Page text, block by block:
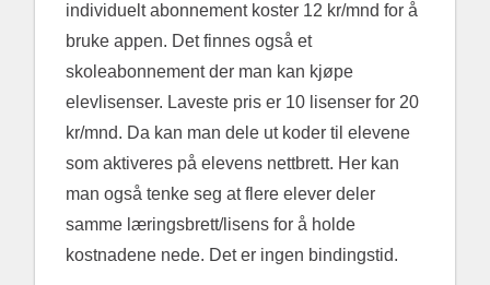
individuelt abonnement koster 12 kr/mnd for å
bruke appen. Det finnes også et
skoleabonnement der man kan kjøpe
elevlisenser. Laveste pris er 10 lisenser for 20
kr/mnd. Da kan man dele ut koder til elevene
som aktiveres på elevens nettbrett. Her kan
man også tenke seg at flere elever deler
samme læringsbrett/lisens for å holde
kostnadene nede. Det er ingen bindingstid.